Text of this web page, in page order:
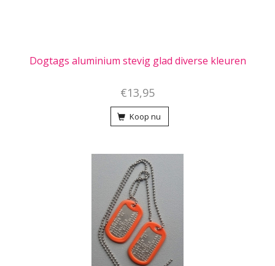
Dogtags aluminium stevig glad diverse kleuren
€13,95
Koop nu